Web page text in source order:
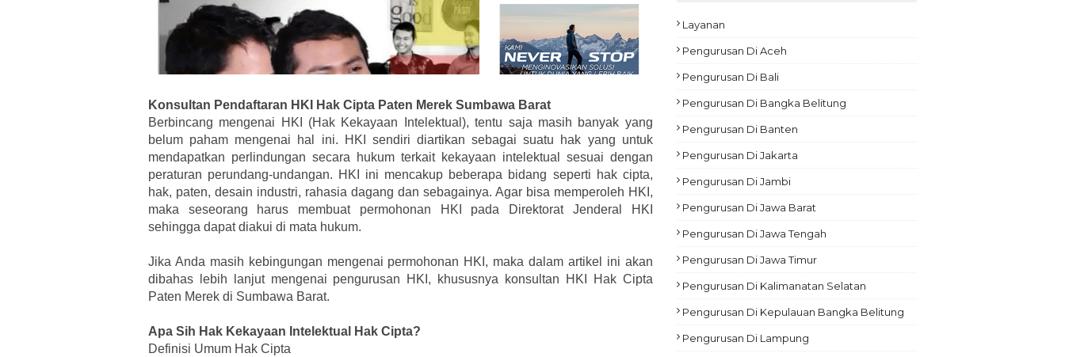
Konsultan Pendaftaran HKI Hak Cipta Paten Merek Sumbawa Barat
Berbincang mengenai HKI (Hak Kekayaan Intelektual), tentu saja masih banyak yang
belum paham mengenai hal ini. HKI sendiri diartikan sebagai suatu hak yang untuk
mendapatkan perlindungan secara hukum terkait kekayaan intelektual sesuai dengan
peraturan perundang-undangan. HKI ini mencakup beberapa bidang seperti hak cipta,
hak, paten, desain industri, rahasia dagang dan sebagainya. Agar bisa memperoleh HKI,
maka seseorang harus membuat permohonan HKI pada Direktorat Jenderal HKI
sehingga dapat diakui di mata hukum.
Jika Anda masih kebingungan mengenai permohonan HKI, maka dalam artikel ini akan
dibahas lebih lanjut mengenai pengurusan HKI, khususnya konsultan HKI Hak Cipta
Paten Merek di Sumbawa Barat.
Apa Sih Hak Kekayaan Intelektual Hak Cipta?
Definisi Umum Hak Cipta
Layanan
Pengurusan Di Aceh
Pengurusan Di Bali
Pengurusan Di Bangka Belitung
Pengurusan Di Banten
Pengurusan Di Jakarta
Pengurusan Di Jambi
Pengurusan Di Jawa Barat
Pengurusan Di Jawa Tengah
Pengurusan Di Jawa Timur
Pengurusan Di Kalimanatan Selatan
Pengurusan Di Kepulauan Bangka Belitung
Pengurusan Di Lampung